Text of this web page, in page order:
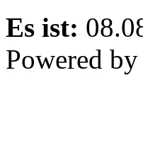
Es ist:
Powered by